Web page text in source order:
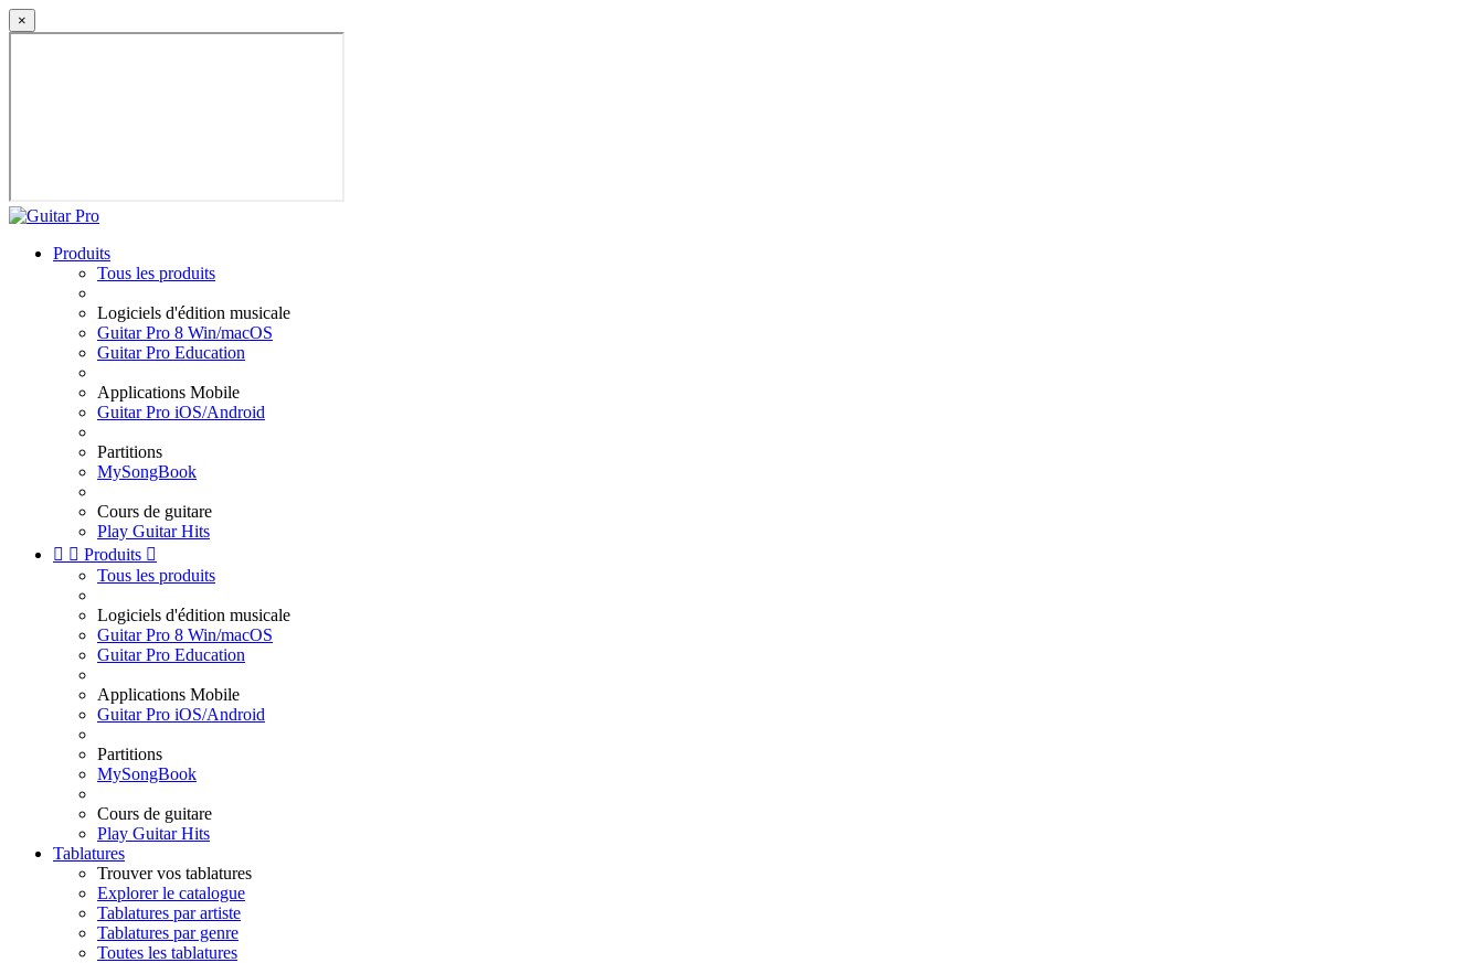
×
Produits
Tous les produits
Logiciels d'édition musicale
Guitar Pro 8 Win/macOS
Guitar Pro Education
Applications Mobile
Guitar Pro iOS/Android
Partitions
MySongBook
Cours de guitare
Play Guitar Hits
  Produits 
Tous les produits
Logiciels d'édition musicale
Guitar Pro 8 Win/macOS
Guitar Pro Education
Applications Mobile
Guitar Pro iOS/Android
Partitions
MySongBook
Cours de guitare
Play Guitar Hits
Tablatures
Trouver vos tablatures
Explorer le catalogue
Tablatures par artiste
Tablatures par genre
Toutes les tablatures